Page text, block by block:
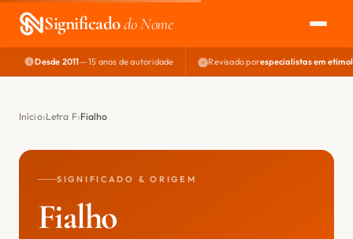
Significadodo Nome
EXPLORAR
NOME PERFEITO
Desde 2011— 15 anos de autoridade Revisado porespecialistas em
Início Letra F Fialho
SIGNIFICADO & ORIGEM
Fialho